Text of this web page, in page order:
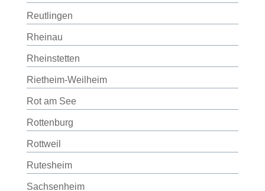
Reutlingen
Rheinau
Rheinstetten
Rietheim-Weilheim
Rot am See
Rottenburg
Rottweil
Rutesheim
Sachsenheim